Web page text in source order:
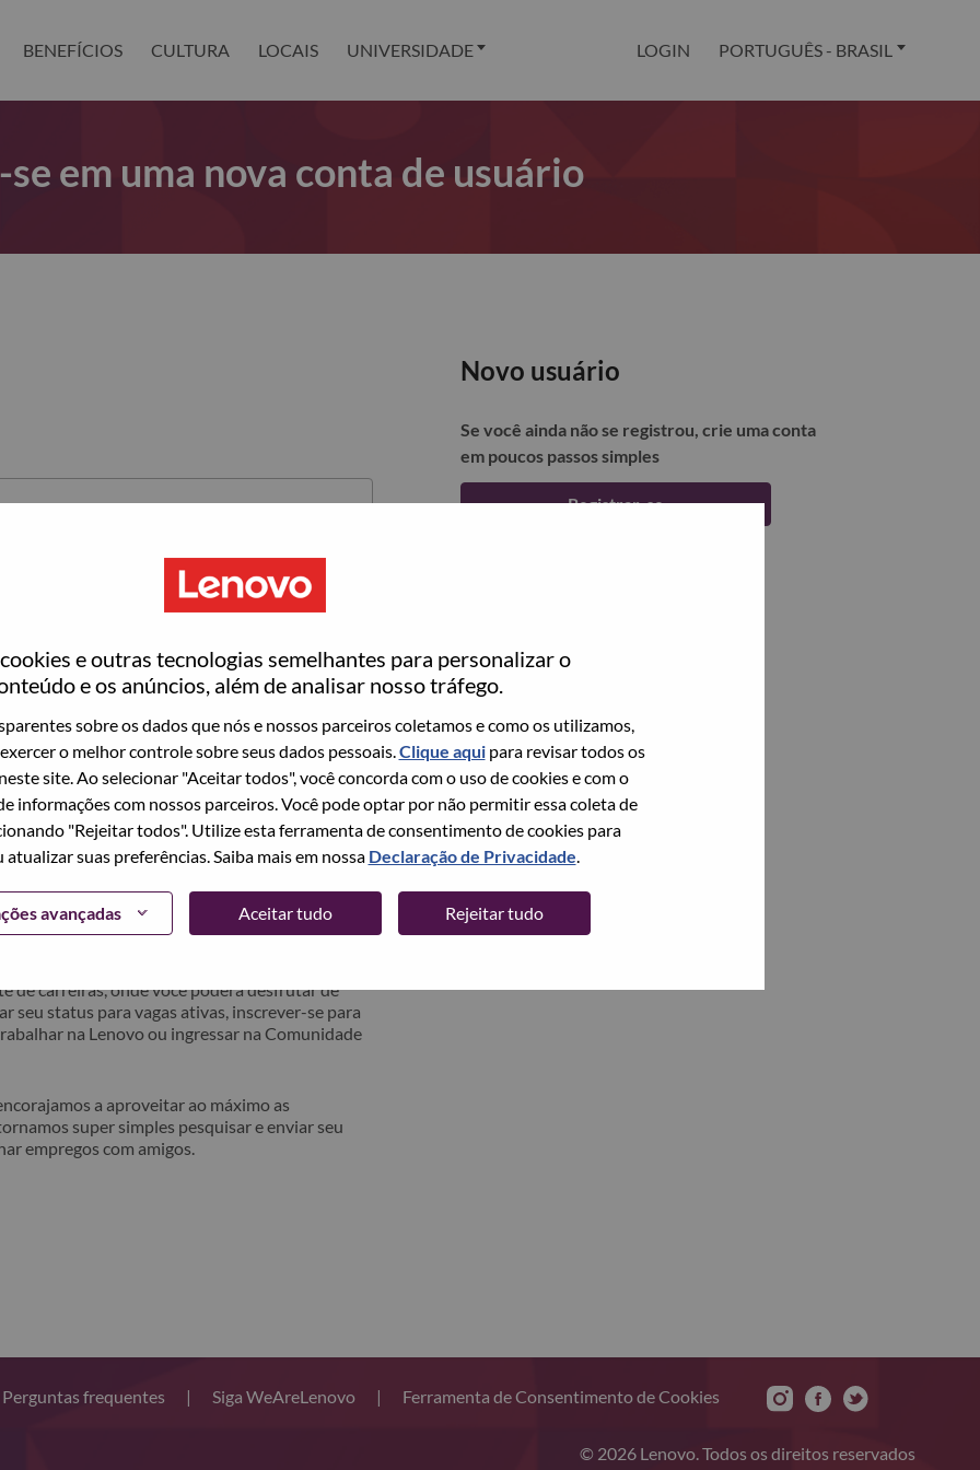
e outras tecnologias semelhantes para personalizar o
e os anúncios, além de analisar nosso tráfego.
sobre os dados que nós e nossos parceiros coletamos e como os utilizamos,
o melhor controle sobre seus dados pessoais.Clique aquipara revisar todos os
site. Ao selecionar "Aceitar todos", você concorda com o uso de cookies e com o
informações com nossos parceiros. Você pode optar por não permitir essa coleta de
"Rejeitar todos". Utilize esta ferramenta de consentimento de cookies para
atualizar suas preferências. Saiba mais em nossa Declaração de Privacidade.
avançadas Aceitar tudo Rejeitar tudo
BENEFÍCIOS CULTURA LOCAIS UNIVERSIDADE LOGIN PORTUGUÊS - BRASIL
em uma nova conta de usuário
no momento, temos seu e-mail salvo em nosso
redefinir e fazer login.
e/ou registrar-se como um novo usuário,
hrsupport@lenovo.com
com os detalhes do seu
de login do candidato" no assunto do e-
contato com você para obter suporte após a
de carreiras, onde você poderá desfrutar de
seu status para vagas ativas, inscrever-se para
na Lenovo ou ingressar na Comunidade
a aproveitar ao máximo as
super simples pesquisar e enviar seu
empregos com amigos.
Novo usuário
Se você ainda não se registrou, crie uma conta
em poucos passos simples
Registrar-se
Perguntas frequentes | Siga WeAreLenovo | Ferramenta de Consentimento de Cookies
© 2026 Lenovo. Todos os direitos reservados